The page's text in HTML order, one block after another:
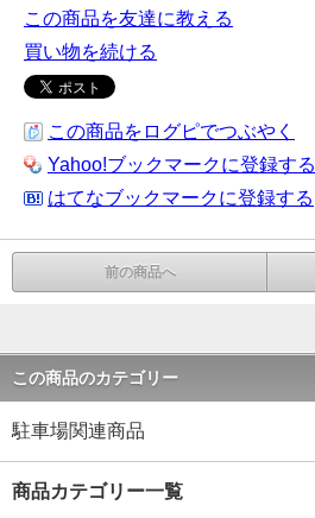
この商品を友達に教える
買い物を続ける
この商品をログピでつぶやく
Yahoo!ブックマークに登録する
はてなブックマークに登録する
前の商品へ
この商品のカテゴリー
駐車場関連商品
商品カテゴリー一覧